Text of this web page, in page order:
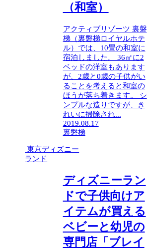
（和室）
アクティブリゾーツ 裏磐
梯（裏磐梯ロイヤルホテ
ル）では、10畳の和室に
宿泊しました。 36㎡に2
ベッドの洋室もあります
が、2歳と0歳の子供がい
ることを考えると和室の
ほうが落ち着きます。 シ
ンプルな造りですが、き
れいに掃除され...
2019.08.17
裏磐梯
東京ディズニー
ランド
ディズニーラン
ドで子供向けア
イテムが買える
ベビーと幼児の
専門店「ブレイ